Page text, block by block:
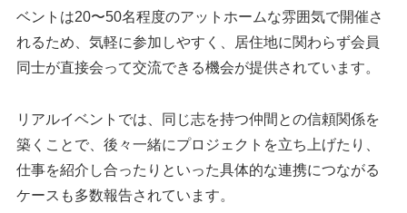
ベントは20〜50名程度のアットホームな雰囲気で開催さ
れるため、気軽に参加しやすく、居住地に関わらず会員
同士が直接会って交流できる機会が提供されています。
リアルイベントでは、同じ志を持つ仲間との信頼関係を
築くことで、後々一緒にプロジェクトを立ち上げたり、
仕事を紹介し合ったりといった具体的な連携につながる
ケースも多数報告されています。